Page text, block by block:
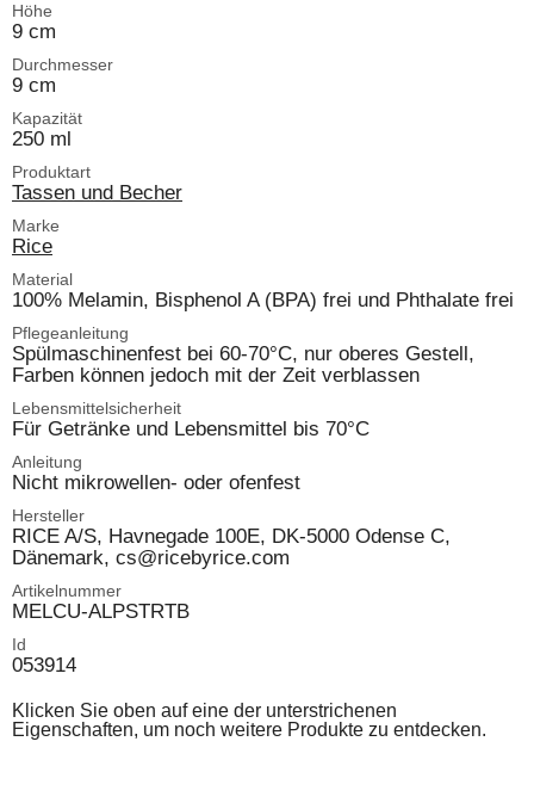
Höhe
9 cm
Durchmesser
9 cm
Kapazität
250 ml
Produktart
Tassen und Becher
Marke
Rice
Material
100% Melamin, Bisphenol A (BPA) frei und Phthalate frei
Pflegeanleitung
Spülmaschinenfest bei 60-70°C, nur oberes Gestell,
Farben können jedoch mit der Zeit verblassen
Lebensmittelsicherheit
Für Getränke und Lebensmittel bis 70°C
Anleitung
Nicht mikrowellen- oder ofenfest
Hersteller
RICE A/S, Havnegade 100E, DK-5000 Odense C,
Dänemark, cs@ricebyrice.com
Artikelnummer
MELCU-ALPSTRTB
Id
053914
Klicken Sie oben auf eine der unterstrichenen
Eigenschaften, um noch weitere Produkte zu entdecken.